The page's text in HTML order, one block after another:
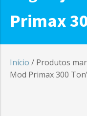
Primax
Início / Produtos
Mod Primax 300